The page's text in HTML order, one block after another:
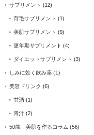
サプリメント (12)
育毛サプリメント (1)
美肌サプリメント (9)
更年期サプリメント (4)
ダイエットサプリメント (3)
しみに効く飲み薬 (1)
美容ドリンク (6)
甘酒 (1)
青汁 (2)
50歳 美肌を作るコラム (56)